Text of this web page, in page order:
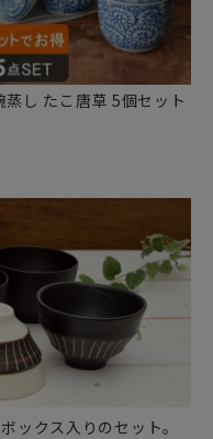
蒸し たこ唐草 5個セット
ックス入りのセット。